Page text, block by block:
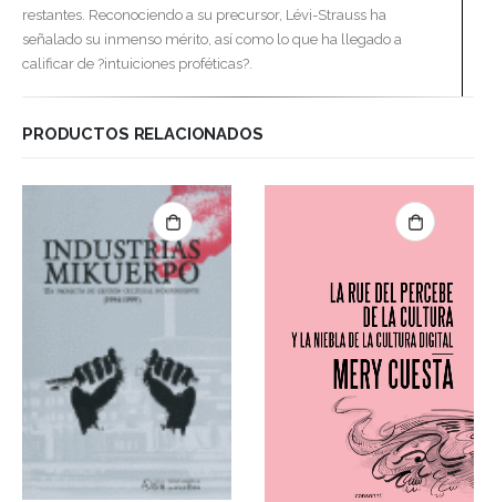
restantes. Reconociendo a su precursor, Lévi-Strauss ha
señalado su inmenso mérito, así como lo que ha llegado a
calificar de ?intuiciones proféticas?.
PRODUCTOS RELACIONADOS